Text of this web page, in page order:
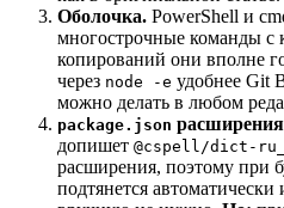
Оболочка. PowerShell и
многострочные команды с
копирований они вполне
через node -e удобнее Git
можно делать в любом
package.json
допишет @cspell/dict-
расширения, поэтому при
подтянется автоматически